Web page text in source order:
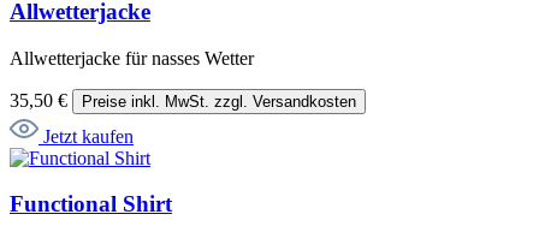
Allwetterjacke
Allwetterjacke für nasses Wetter
35,50 € Preise inkl. MwSt. zzgl. Versandkosten
Jetzt kaufen
Functional Shirt